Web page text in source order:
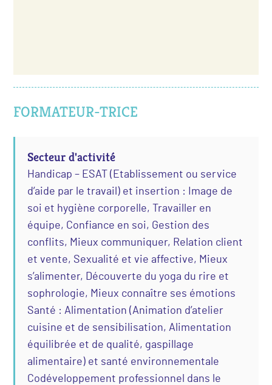
FORMATEUR-TRICE
Secteur d'activité
Handicap – ESAT (Etablissement ou service
d’aide par le travail) et insertion : Image de
soi et hygiène corporelle, Travailler en
équipe, Confiance en soi, Gestion des
conflits, Mieux communiquer, Relation client
et vente, Sexualité et vie affective, Mieux
s’alimenter, Découverte du yoga du rire et
sophrologie, Mieux connaître ses émotions
Santé : Alimentation (Animation d’atelier
cuisine et de sensibilisation, Alimentation
équilibrée et de qualité, gaspillage
alimentaire) et santé environnementale
Codéveloppement professionnel dans le